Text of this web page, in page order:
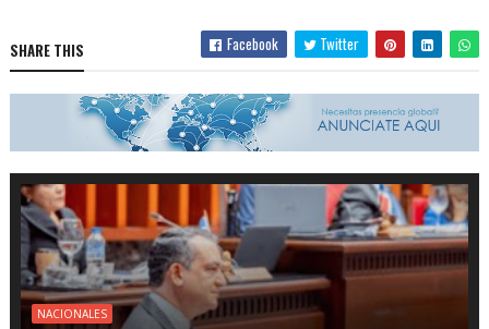
SHARE THIS Facebook Twitter
NACIONALES